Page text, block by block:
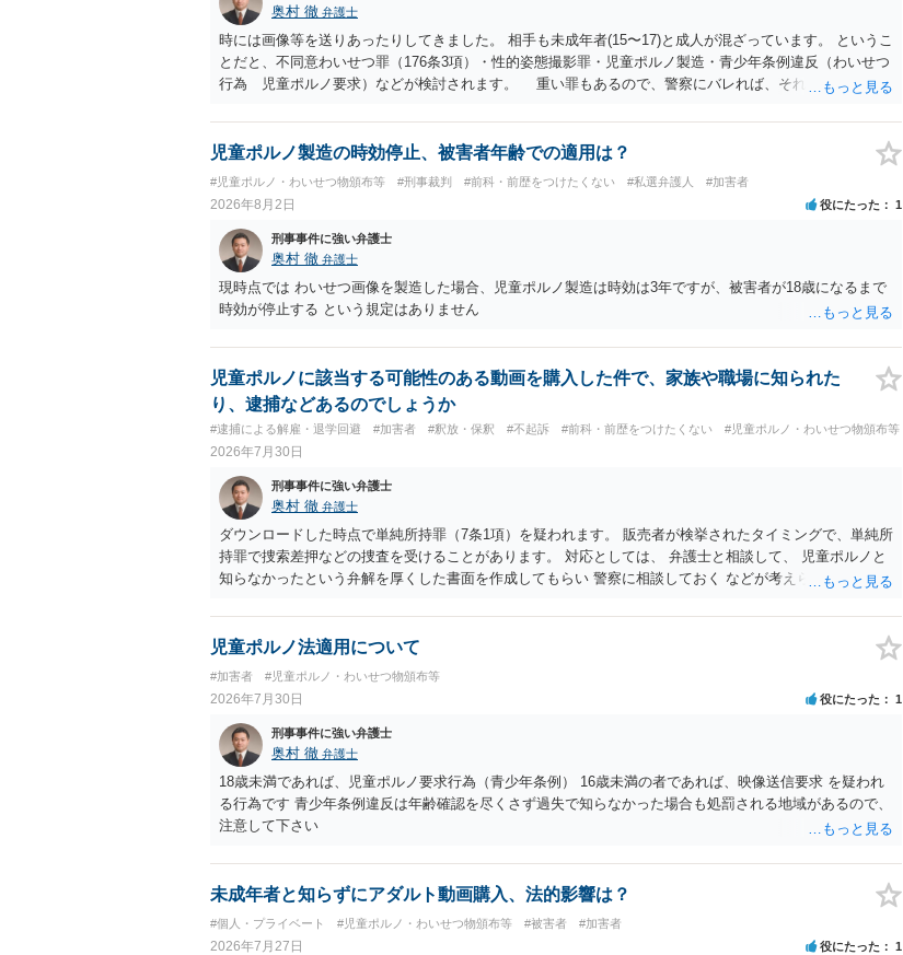
奥村 徹 弁護士
時には画像等を送りあったりしてきました。 相手も未成年者(15〜17)と成人が混ざっています。 というこ
とだと、不同意わいせつ罪（176条3項）・性的姿態撮影罪・児童ポルノ製造・青少年条例違反（わいせつ
行為 児童ポルノ要求）などが検討されます。 重い罪もあるので、警察にバレれば、それなりの捜査を
児童ポルノ製造の時効停止、被害者年齢での適用は？
#児童ポルノ・わいせつ物頒布等 #刑事裁判 #前科・前歴をつけたくない #私選弁護人 #加害者
2026年8月2日 役にたった 1
刑事事件に強い弁護士
奥村 徹 弁護士
現時点では わいせつ画像を製造した場合、児童ポルノ製造は時効は3年ですが、被害者が18歳になるまで
時効が停止する という規定はありません
児童ポルノに該当する可能性のある動画を購入した件で、家族や職場に知られた
り、逮捕などあるのでしょうか
#逮捕による解雇・退学回避 #加害者 #釈放・保釈 #不起訴 #前科・前歴をつけたくない #児童ポルノ・わいせつ物頒布等
2026年7月30日
刑事事件に強い弁護士
奥村 徹 弁護士
ダウンロードした時点で単純所持罪（7条1項）を疑われます。 販売者が検挙されたタイミングで、単純所
持罪で捜索差押などの捜査を受けることがあります。 対応としては、 弁護士と相談して、 児童ポルノと
知らなかったという弁解を厚くした書面を作成してもらい 警察に相談しておく などが考えられます。
児童ポルノ法適用について
#加害者 #児童ポルノ・わいせつ物頒布等
2026年7月30日 役にたった 1
刑事事件に強い弁護士
奥村 徹 弁護士
18歳未満であれば、児童ポルノ要求行為（青少年条例） 16歳未満の者であれば、映像送信要求 を疑われ
る行為です 青少年条例違反は年齢確認を尽くさず過失で知らなかった場合も処罰される地域があるので、
注意して下さい
未成年者と知らずにアダルト動画購入、法的影響は？
#個人・プライベート #児童ポルノ・わいせつ物頒布等 #被害者 #加害者
2026年7月27日 役にたった 1